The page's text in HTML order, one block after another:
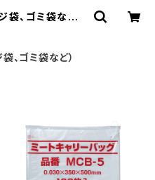
袋、ゴミ袋など）
、ゴミ袋など）